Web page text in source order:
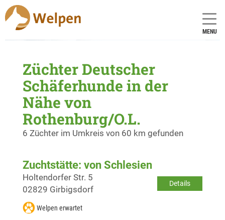
MENU
Züchter Deutscher
Schäferhunde in der
Nähe von
Rothenburg/O.L.
6 Züchter im Umkreis von 60 km gefunden
Zuchtstätte: von Schlesien
Details
Holtendorfer Str. 5
02829 Girbigsdorf
Welpen erwartet